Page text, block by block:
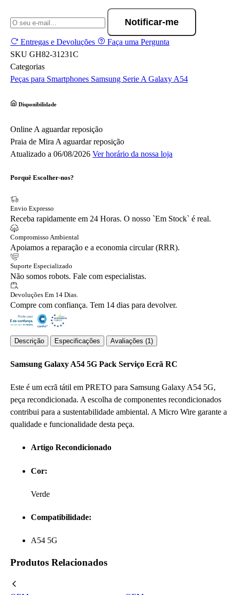
Notificar-me
Entregas e Devoluções
Faça uma Pergunta
SKU GH82-31231C
Categorias
Peças para Smartphones Samsung Serie A Galaxy A54
Disponibilidade
Online A aguardar reposição
Praia de Mira A aguardar reposição
Atualizado a 06/08/2026 Ver horário da nossa loja
Porquê Escolher-nos?
Envio Expresso
Receba rapidamente em 24 Horas. O nosso `Em Stock` é real.
Compromisso Ambiental
Apoiamos a reparação e a economia circular (RRR).
Suporte Especializado
Não somos robots. Fale com especialistas.
Devoluções Em 14 Dias.
Compre com confiança. Tem 14 dias para devolver.
Descrição Especificações Avaliações (1)
Samsung Galaxy A54 5G Pack Serviço Ecrã RC
Este é um ecrã tátil em PRETO para Samsung Galaxy A54 5G,
peça recondicionada. A escolha de componentes recondicionados
contribui para a sustentabilidade ambiental. A Micro Wire garante a
qualidade e funcionalidade desta peça.
Artigo Recondicionado
Cor:
Verde
Compatibilidade:
A54 5G
Produtos Relacionados